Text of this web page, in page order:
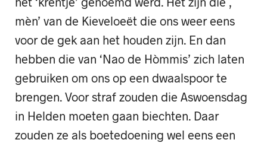
mèn’ van de Kieveloeët die ons weer eens
voor de gek aan het houden zijn. En dan
hebben die van ‘Nao de Hòmmis’ zich laten
gebruiken om ons op een dwaalspoor te
brengen. Voor straf zouden die Aswoensdag
in Helden moeten gaan biechten. Daar
zouden ze als boetedoening wel eens een